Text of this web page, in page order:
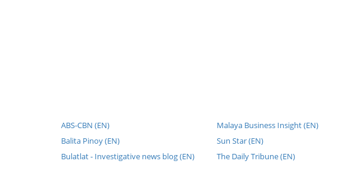
ABS-CBN (EN)
Balita Pinoy (EN)
Bulatlat - Investigative news blog (EN)
Malaya Business Insight (EN)
Sun Star (EN)
The Daily Tribune (EN)